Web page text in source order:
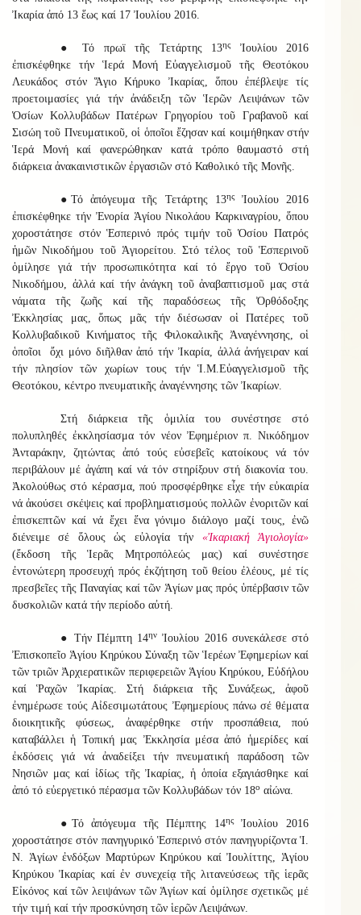
Ἰκαρία ἀπό 13 ἕως καί 17 Ἰουλίου 2016.
● Τό πρωϊ τῆς Τετάρτης 13ηςἸουλίου 2016
ἐπισκέφθηκε τήν Ἱερά Μονή Εὐαγγελισμοῦ τῆς Θεοτόκου
Λευκάδος στόν Ἅγιο Κήρυκο Ἰκαρίας, ὅπου ἐπέβλεψε τίς
προετοιμασίες γιά τήν ἀνάδειξη τῶν Ἱερῶν Λειψάνων τῶν
Ὁσίων Κολλυβάδων Πατέρων Γρηγορίου τοῦ Γραβανοῦ καί
Σισώη τοῦ Πνευματικοῦ, οἱ ὁποῖοι ἔζησαν καί κοιμήθηκαν στήν
Ἱερά Μονή καί φανερώθηκαν κατά τρόπο θαυμαστό στή
διάρκεια ἀνακαινιστικῶν ἐργασιῶν στό Καθολικό τῆς Μονῆς.
●Τό ἀπόγευμα τῆς Τετάρτης 13ηςἸουλίου 2016
ἐπισκέφθηκε τήν Ἐνορία Ἁγίου Νικολάου Καρκιναγρίου, ὅπου
χοροστάτησε στόν Ἑσπερινό πρός τιμήν τοῦ Ὁσίου Πατρός
ἡμῶν Νικοδήμου τοῦ Ἁγιορείτου. Στό τέλος τοῦ Ἑσπερινοῦ
ὁμίλησε γιά τήν προσωπικότητα καί τό ἔργο τοῦ Ὁσίου
Νικοδήμου, ἀλλά καί τήν ἀνάγκη τοῦ ἀναβαπτισμοῦ μας στά
νάματα τῆς ζωῆς καί τῆς παραδόσεως τῆς Ὀρθόδοξης
Ἐκκλησίας μας, ὅπως μᾶς τήν διέσωσαν οἱ Πατέρες τοῦ
Κολλυβαδικοῦ Κινήματος τῆς Φιλοκαλικῆς Ἀναγέννησης, οἱ
ὁποῖοι ὄχι μόνο διῆλθαν ἀπό τήν Ἰκαρία, ἀλλά ἀνήγειραν καί
τήν πλησίον τῶν χωρίων τους τήν Ἱ.Μ.Εὐαγγελισμοῦ τῆς
Θεοτόκου, κέντρο πνευματικῆς ἀναγέννησης τῶν Ἰκαρίων.
Στή διάρκεια τῆς ὁμιλία του συνέστησε στό
πολυπληθές ἐκκλησίασμα τόν νέον Ἐφημέριον π. Νικόδημον
Ἀνταράκην, ζητώντας ἀπό τούς εὐσεβεῖς κατοίκους νά τόν
περιβάλουν μέ ἀγάπη καί νά τόν στηρίξουν στή διακονία του.
Ἀκολούθως στό κέρασμα, πού προσφέρθηκε εἶχε τήν εὐκαιρία
νά ἀκούσει σκέψεις καί προβληματισμούς πολλῶν ἐνοριτῶν καί
ἐπισκεπτῶν καί νά ἔχει ἕνα γόνιμο διάλογο μαζί τους, ἐνῶ
διένειμε σέ ὅλους ὡς εὐλογία τήν «Ἰκαριακή Ἁγιολογία»
(ἔκδοση τῆς Ἱερᾶς Μητροπόλεώς μας) καί συνέστησε
ἐντονώτερη προσευχή πρός ἐκζήτηση τοῦ θείου ἐλέους, μέ τίς
πρεσβεῖες τῆς Παναγίας καί τῶν Ἁγίων μας πρός ὑπέρβασιν τῶν
δυσκολιῶν κατά τήν περίοδο αὐτή.
● Τήν Πέμπτη 14ην Ἰουλίου 2016 συνεκάλεσε στό
Ἐπισκοπεῖο Ἁγίου Κηρύκου Σύναξη τῶν Ἱερέων Ἐφημερίων καί
τῶν τριῶν Ἀρχιερατικῶν περιφερειῶν Ἁγίου Κηρύκου, Εὐδήλου
καί Ῥαχῶν Ἰκαρίας. Στή διάρκεια τῆς Συνάξεως, ἀφοῦ
ἐνημέρωσε τούς Αἰδεσιμωτάτους Ἐφημερίους πάνω σέ θέματα
διοικητικῆς φύσεως, ἀναφέρθηκε στήν προσπάθεια, πού
καταβάλλει ἡ Τοπική μας Ἐκκλησία μέσα ἀπό ἡμερίδες καί
ἐκδόσεις γιά νά ἀναδείξει τήν πνευματική παράδοση τῶν
Νησιῶν μας καί ἰδίως τῆς Ἰκαρίας, ἡ ὁποία εξαγιάσθηκε καί
ἀπό τό εὐεργετικό πέρασμα τῶν Κολλυβάδων τόν 18ο αἰώνα.
●Τό ἀπόγευμα τῆς Πέμπτης 14ηςἸουλίου 2016
χοροστάτησε στόν πανηγυρικό Ἑσπερινό στόν πανηγυρίζοντα Ἱ.
Ν. Ἁγίων ἐνδόξων Μαρτύρων Κηρύκου καί Ἰουλίττης, Ἁγίου
Κηρύκου Ἰκαρίας καί ἐν συνεχείᾳ τῆς λιτανεύσεως τῆς ἱερᾶς
Εἰκόνος καί τῶν λειψάνων τῶν Ἁγίων καί ὁμίλησε σχετικῶς μέ
τήν τιμή καί τήν προσκύνηση τῶν ἱερῶν Λειψάνων.